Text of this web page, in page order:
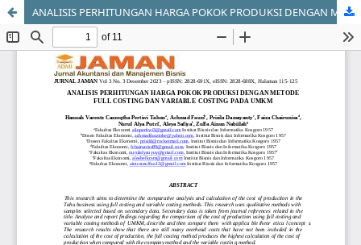
ANALISIS PERHITUNGAN HARGA POKOK PRODUKSI DENGAN METODE FULL COSTING DAN VARIABLE COSTING PADA UMKM